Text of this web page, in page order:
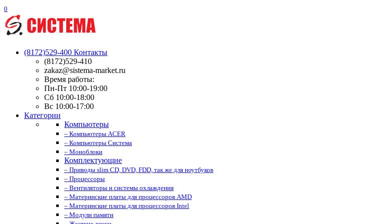
0
(8172)529-400 Контакты
(8172)529-410
zakaz@sistema-market.ru
Время работы:
Пн-Пт 10:00-19:00
Сб 10:00-18:00
Вс 10:00-17:00
Категории
Компьютеры
– Компьютеры ACER
– Компьютеры Система
– Моноблоки
Комплектующие
– Приводы slim CD, DVD, FDD, так же для ноутбуков
– Процессоры
– Вентиляторы и системы охлаждения
– Материнские платы для процессоров AMD
– Материнские платы для процессоров Intel
– Модули памяти